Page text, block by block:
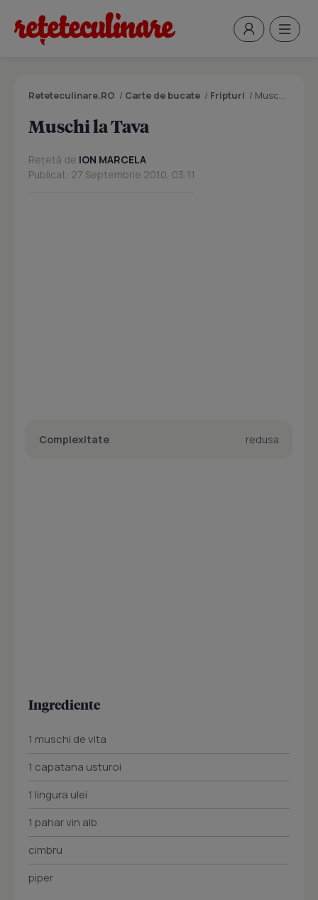
Reteteculinare.RO / Carte de bucate / Fripturi / Muschi la Tava
Muschi la Tava
Rețetă de ION MARCELA
Publicat: 27 Septembrie 2010, 03:11
Complexitate redusa
Ingrediente
1 muschi de vita
1 capatana usturoi
1 lingura ulei
1 pahar vin alb
cimbru
piper